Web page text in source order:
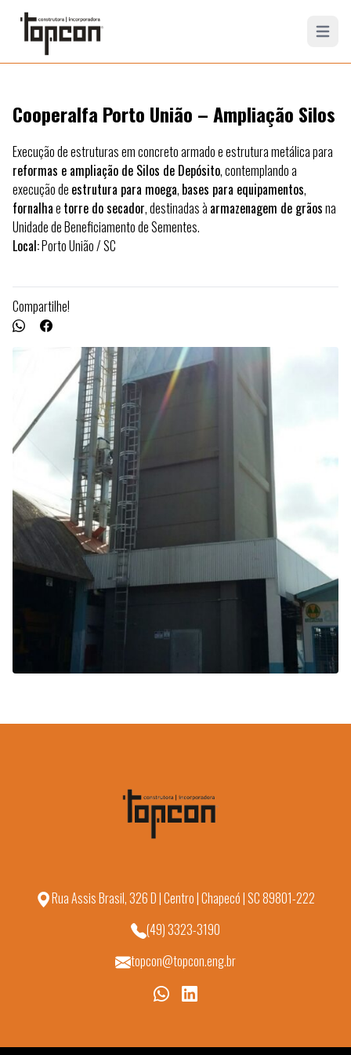
Open
Cooperalfa Porto União – Ampliação Silos
Execução de estruturas em concreto armado e estrutura metálica para
reformas e ampliação de Silos de Depósito, contemplando a
execução de estrutura para moega, bases para equipamentos,
fornalhae torre do secador, destinadas à armazenagem de grãosna
Unidade de Beneficiamento de Sementes.
Local:Porto União/ SC
Compartilhe!
Rua Assis Brasil, 326 D | Centro | Chapecó | SC 89801-222
(49) 3323-3190
topcon@topcon.eng.br